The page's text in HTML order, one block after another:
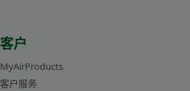
客户
MyAirProducts
客户服务